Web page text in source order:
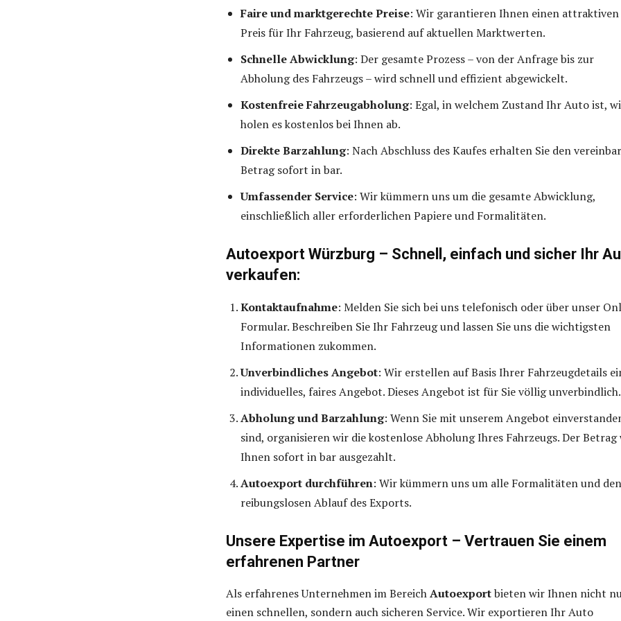
Faire und marktgerechte Preise: Wir garantieren Ihnen einen attraktiven
Preis für Ihr Fahrzeug, basierend auf aktuellen Marktwerten.
Schnelle Abwicklung: Der gesamte Prozess – von der Anfrage bis zur
Abholung des Fahrzeugs – wird schnell und effizient abgewickelt.
Kostenfreie Fahrzeugabholung: Egal, in welchem Zustand Ihr Auto ist,
holen es kostenlos bei Ihnen ab.
Direkte Barzahlung: Nach Abschluss des Kaufes erhalten Sie den
Betrag sofort in bar.
Umfassender Service: Wir kümmern uns um die gesamte Abwicklung,
einschließlich aller erforderlichen Papiere und Formalitäten.
Autoexport Würzburg – Schnell, einfach und sicher Ihr
verkaufen:
Kontaktaufnahme: Melden Sie sich bei uns telefonisch oder über unser
Formular. Beschreiben Sie Ihr Fahrzeug und lassen Sie uns die wichtigsten
Informationen zukommen.
Unverbindliches Angebot: Wir erstellen auf Basis Ihrer Fahrzeugdetails
individuelles, faires Angebot. Dieses Angebot ist für Sie völlig unverbindlich.
Abholung und Barzahlung: Wenn Sie mit unserem Angebot
sind, organisieren wir die kostenlose Abholung Ihres Fahrzeugs. Der
Ihnen sofort in bar ausgezahlt.
Autoexport durchführen: Wir kümmern uns um alle Formalitäten und den
reibungslosen Ablauf des Exports.
Unsere Expertise im Autoexport – Vertrauen Sie einem
erfahrenen Partner
Als erfahrenes Unternehmen im BereichAutoexportbieten wir Ihnen nicht
einen schnellen, sondern auch sicheren Service. Wir exportieren Ihr Auto